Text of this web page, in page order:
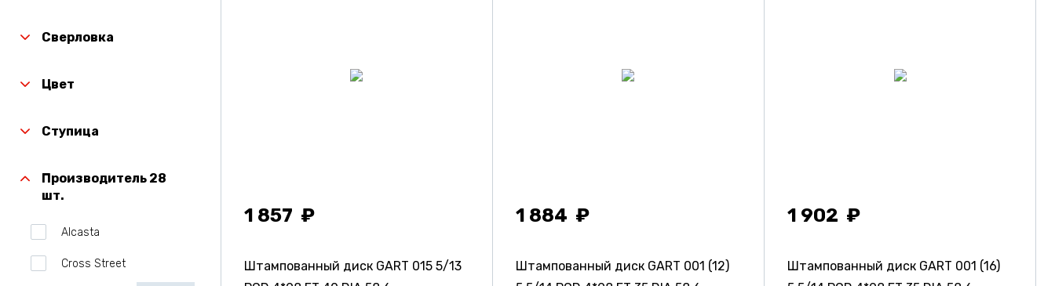
Сверловка
Цвет
Ступица
Производитель 28
шт.
Alcasta
Cross Street
1 857
Штампованный диск GART 015 5/13
1 884
Штампованный диск GART 001 (12)
1 902
Штампованный диск GART 001 (16)